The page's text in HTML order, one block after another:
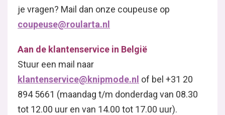
je vragen? Mail dan onze coupeuse op
coupeuse@roularta.nl
Aan de klantenservice in België
Stuur een mail naar
klantenservice@knipmode.nl of bel +31 20
894 5661 (maandag t/m donderdag van 08.30
tot 12.00 uur en van 14.00 tot 17.00 uur).